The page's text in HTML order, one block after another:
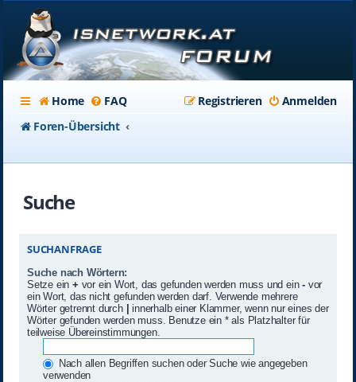
Home FAQ Anmelden
Registrieren
Foren-Übersicht
Suche
SUCHANFRAGE
Suche nach Wörtern:
Setze ein + vor ein Wort, das gefunden werden muss und ein-vor
ein Wort, das nicht gefunden werden darf. Verwende mehrere
Wörter getrennt durch | innerhalb einer Klammer, wenn nur eines der
Wörter gefunden werden muss. Benutze ein * als Platzhalter für
teilweise Übereinstimmungen.
Nach allen Begriffen suchen oder Suche wie angegeben
verwenden